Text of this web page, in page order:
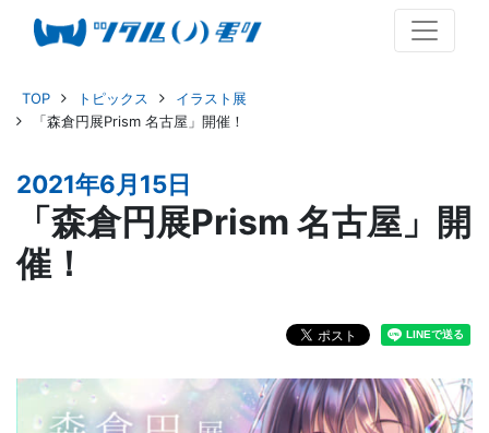
TOP トピックス
イラスト展
「森倉円展Prism 名古屋」開催！
2021年6月15日
「森倉円展Prism 名古屋」開
催！